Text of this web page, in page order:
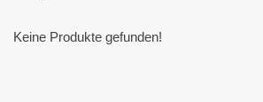
Keine Produkte gefunden!